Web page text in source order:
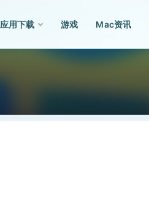
应用下载 游戏 Mac资讯